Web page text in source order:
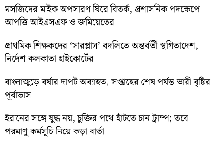
মসজিদের মাইক অপসারণ ঘিরে বিতর্ক, প্রশাসনিক পদক্ষেপে
আপত্তি আইএসএফ ও জমিয়েতের
প্রাথমিক শিক্ষকদের ‘সারপ্লাস’ বদলিতে অন্তর্বর্তী স্থগিতাদেশ,
নির্দেশ কলকাতা হাইকোর্টের
বাংলাজুড়ে বর্ষার দাপট অব্যাহত, সপ্তাহের শেষ পর্যন্ত ভারী বৃষ্টির
পূর্বাভাস
ইরানের সঙ্গে যুদ্ধ নয়, চুক্তির পথে হাঁটতে চান ট্রাম্প; তবে
পরমাণু কর্মসূচি নিয়ে কড়া বার্তা